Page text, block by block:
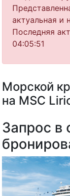
актуальная и
Последняя
04:05:51
Морской
на MSC
Запрос в